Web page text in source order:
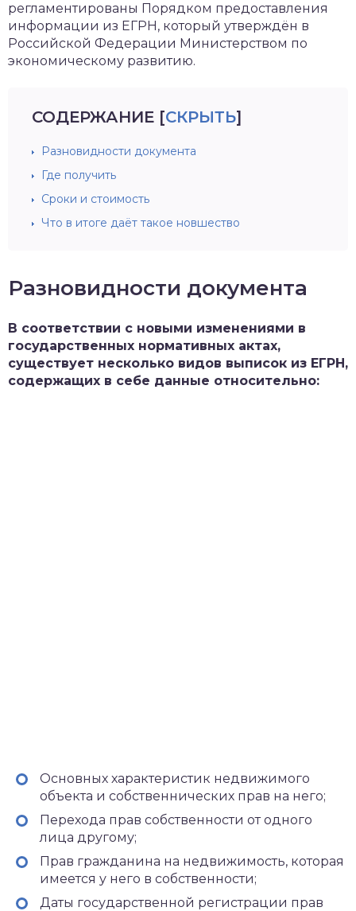
регламентированы Порядком предоставления
информации из ЕГРН, который утверждён в
Российской Федерации Министерством по
экономическому развитию.
СОДЕРЖАНИЕ [СКРЫТЬ]
Разновидности документа
Где получить
Сроки и стоимость
Что в итоге даёт такое новшество
Разновидности документа
В соответствии с новыми изменениями в
государственных нормативных актах,
существует несколько видов выписок из ЕГРН,
содержащих в себе данные относительно:
Основных характеристик недвижимого
объекта и собственнических прав на него;
Перехода прав собственности от одного
лица другому;
Прав гражданина на недвижимость, которая
имеется у него в собственности;
Даты государственной регистрации прав